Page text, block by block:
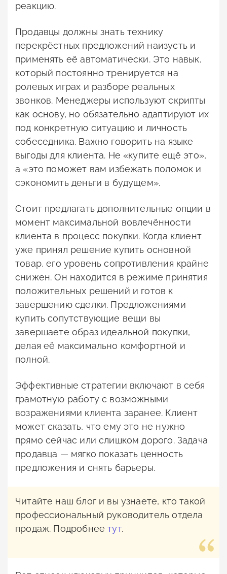
реакцию.
Продавцы должны знать технику
перекрёстных предложений наизусть и
применять её автоматически. Это навык,
который постоянно тренируется на
ролевых играх и разборе реальных
звонков. Менеджеры используют скрипты
как основу, но обязательно адаптируют их
под конкретную ситуацию и личность
собеседника. Важно говорить на языке
выгоды для клиента. Не «купите ещё это»,
а «это поможет вам избежать поломок и
сэкономить деньги в будущем».
Стоит предлагать дополнительные опции в
момент максимальной вовлечённости
клиента в процесс покупки. Когда клиент
уже принял решение купить основной
товар, его уровень сопротивления крайне
снижен. Он находится в режиме принятия
положительных решений и готов к
завершению сделки. Предложениями
купить сопутствующие вещи вы
завершаете образ идеальной покупки,
делая её максимально комфортной и
полной.
Эффективные стратегии включают в себя
грамотную работу с возможными
возражениями клиента заранее. Клиент
может сказать, что ему это не нужно
прямо сейчас или слишком дорого. Задача
продавца — мягко показать ценность
предложения и снять барьеры.
Читайте наш блог и вы узнаете, кто такой
профессиональный руководитель отдела
продаж. Подробнеетут.